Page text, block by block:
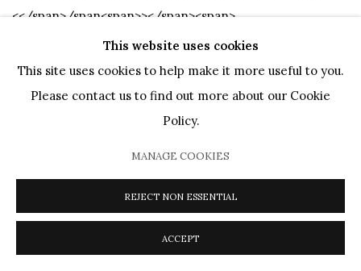
This website uses cookies
This site uses cookies to help make it more useful to you.
Please contact us to find out more about our Cookie
Policy.
MANAGE COOKIES
REJECT NON ESSENTIAL
ACCEPT